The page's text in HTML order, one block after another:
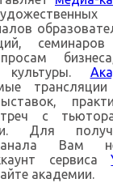
культуры.
с
Для
Вам
сервиса
академии.